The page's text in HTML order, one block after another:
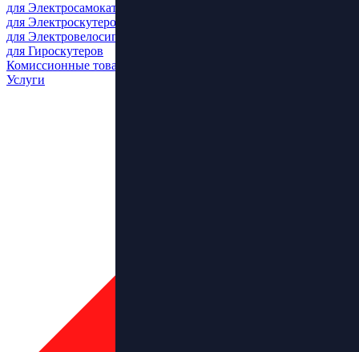
для Электросамокатов
для Электроскутеров
для Электровелосипедов
для Гироскутеров
Комиссионные товары
Услуги